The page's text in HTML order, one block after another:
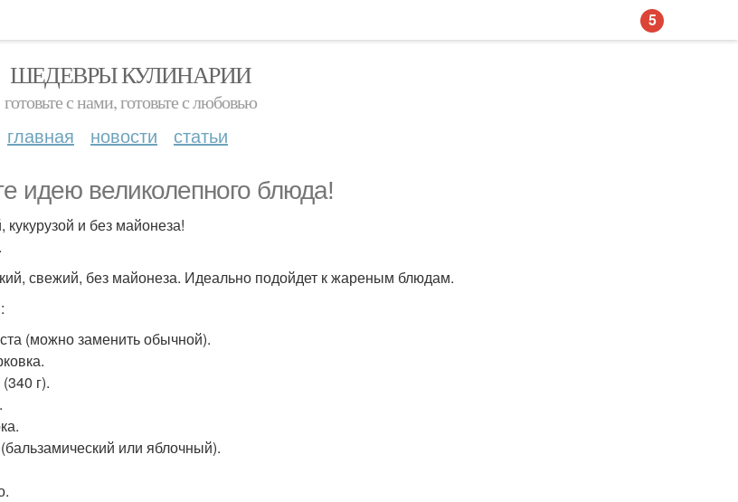
ШЕДЕВРЫ КУЛИНАРИИ
готовьте с нами, готовьте с любовью
главная новости статьи
идею великолепного блюда!
кукурузой и без майонеза!
свежий, без майонеза. Идеально подойдет к жареным блюдам.
(можно заменить обычной).
г).
или яблочный).
5